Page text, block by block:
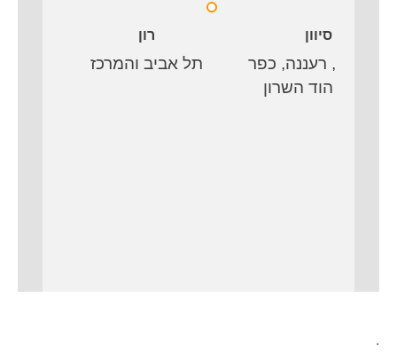
רון
תל אביב והמרכז
סיוון
הרצליה, רעננה, כפר
סבא, הוד השרון
.